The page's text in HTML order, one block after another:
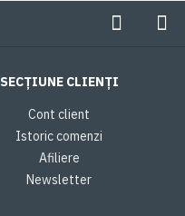
SECȚIUNE CLIENȚI
Cont client
Istoric comenzi
Afiliere
Newsletter